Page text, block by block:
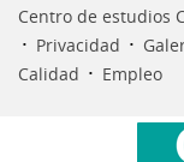
Centro de estudios
· Privacidad ·
Calidad · Empleo